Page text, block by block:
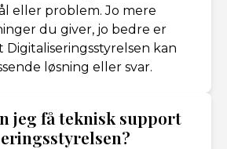
eller problem. Jo mere
du giver, jo bedre er
Digitaliseringsstyrelsen kan
løsning eller svar.
jeg få teknisk support